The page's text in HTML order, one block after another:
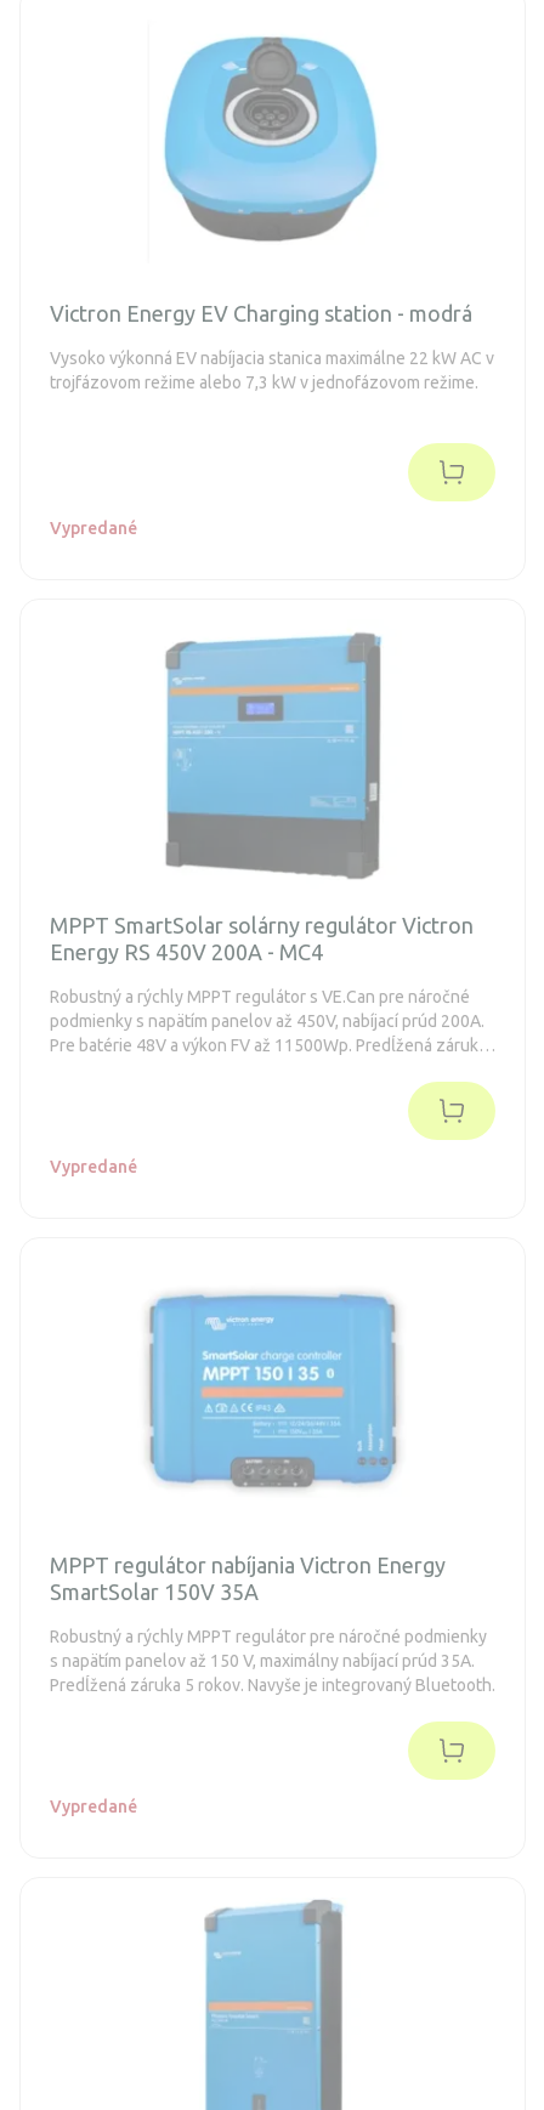
Victron Energy EV Charging station - modrá
Vysoko výkonná EV nabíjacia stanica maximálne 22 kW AC v
trojfázovom režime alebo 7,3 kW v jednofázovom režime.
Vypredané
MPPT SmartSolar solárny regulátor Victron
Energy RS 450V 200A - MC4
Robustný a rýchly MPPT regulátor s VE.Can pre náročné
podmienky s napätím panelov až 450V, nabíjací prúd 200A.
Pre batérie 48V a výkon FV až 11500Wp. Predĺžená záruka
Vypredané
MPPT regulátor nabíjania Victron Energy
SmartSolar 150V 35A
Robustný a rýchly MPPT regulátor pre náročné podmienky
s napätím panelov až 150 V, maximálny nabíjací prúd 35A.
Predĺžená záruka 5 rokov. Navyše je integrovaný Bluetooth.
Vypredané